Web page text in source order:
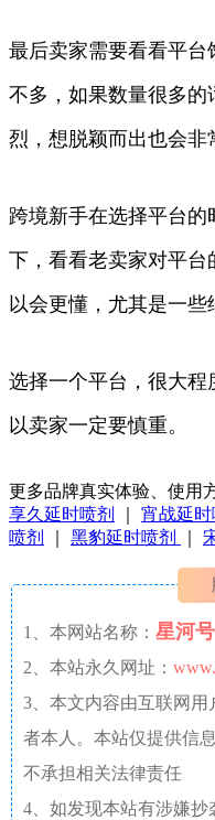
最后卖家需要看看平台
不多，如果数量很多
烈，想脱颖而出也会非
跨境新手在选择平台
下，看看老卖家对平
以会更懂，尤其是一些
选择一个平台，很大
以卖家一定要慎重。
更多品牌真实体验、使用
享久延时喷剂
宵战延时
喷剂
黑豹延时喷剂
1、本网站名称： 星河号
2、本站永久网址：
3、本文内容由互联网
者本人。本站仅提供信
不承担相关法律责任
4、如发现本站有涉嫌